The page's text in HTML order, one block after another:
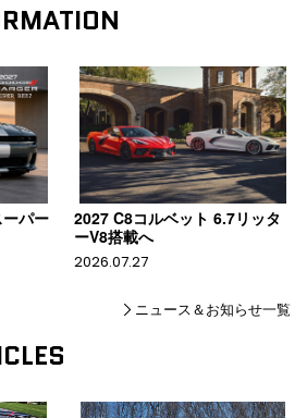
パー
2027 C8コルベット 6.7リッタ
ーV8搭載へ
2026.07.27
ニュース＆お知らせ一覧